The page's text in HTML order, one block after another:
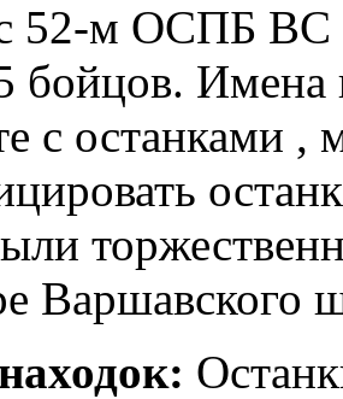
52-м ОСПБ ВС
бойцов. Имена
с останками
Варшавского